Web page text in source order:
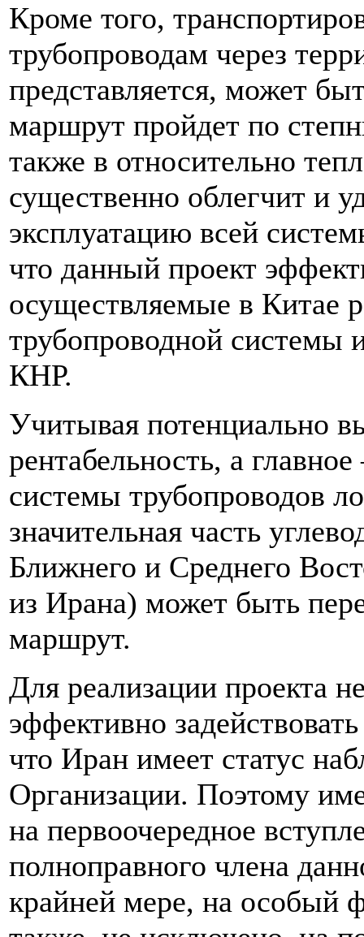
Кроме того,
трубопроводам через
представляется, может
маршрут пройдет по
также в относительно
существенно облегчит и
эксплуатацию всей
что данный проект
осуществляемые в Китае
трубопроводной системы
КНР.
Учитывая потенциально
рентабельность, а
системы трубопроводов
значительная часть
Ближнего и Среднего
из Ирана) может быть
маршрут.
Для реализации проекта
эффективно
что Иран имеет статус
Организации. Поэтому
на первоочередное
полноправного члена
крайней мере, на